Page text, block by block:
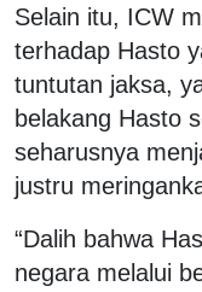
Selain itu, ICW
terhadap Hasto
tuntutan jaksa,
belakang Hasto
seharusnya
justru
“Dalih bahwa
negara melalui